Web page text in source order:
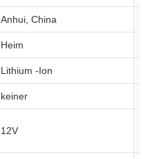
Anhui, China
Heim
Lithium -Ion
keiner
12V